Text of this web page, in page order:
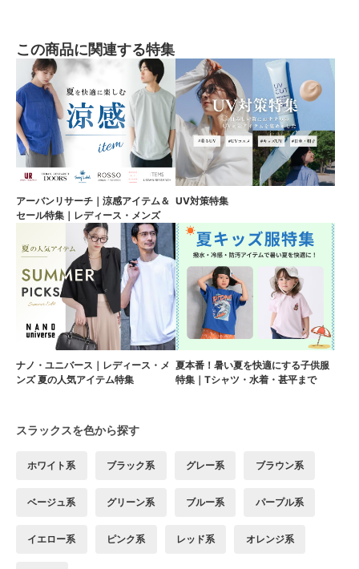
この商品に関連する特集
アーバンリサーチ｜涼感アイテム＆
セール特集｜レディース・メンズ
UV対策特集
ナノ・ユニバース｜レディース・メ
ンズ 夏の人気アイテム特集
夏本番！暑い夏を快適にする子供服
特集｜Tシャツ・水着・甚平まで
スラックスを色から探す
ホワイト系 ブラック系 グレー系 ブラウン系
ベージュ系 グリーン系 ブルー系 パープル系
イエロー系 ピンク系 レッド系 オレンジ系